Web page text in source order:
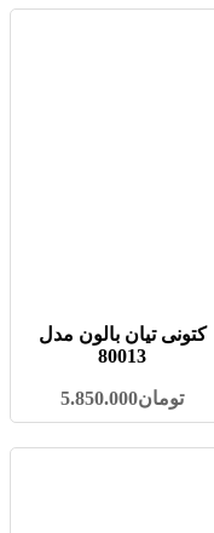
کتونی تیان بالون مدل
80013
تومان5.850.000